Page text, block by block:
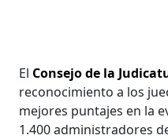
El Consejo de la
reconocimiento a los
mejores puntajes en la
1.400 administradores